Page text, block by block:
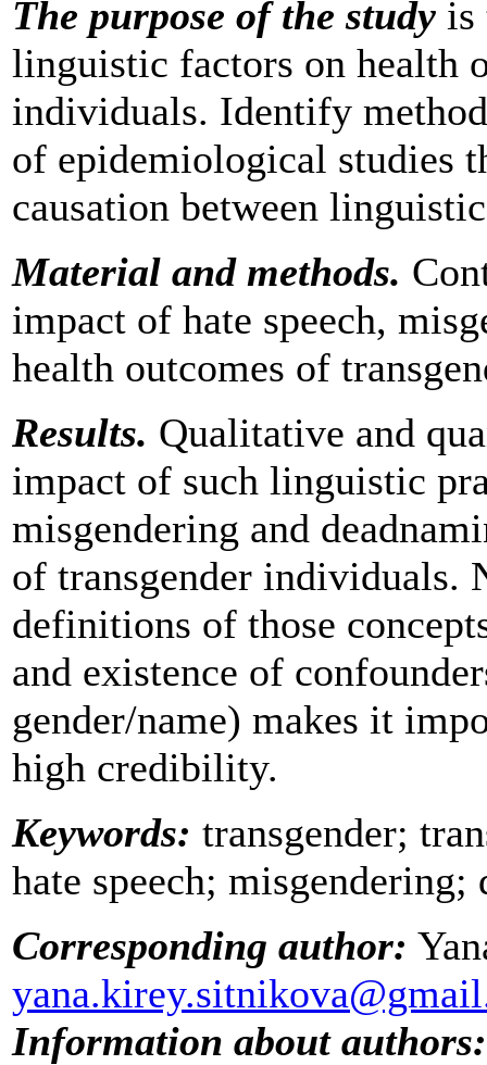
The purpose of the study is
linguistic factors on health
individuals. Identify
of epidemiological studies
causation between
Material and methods.
impact of hate speech,
health outcomes of
Results. Qualitative and
impact of such linguistic
misgendering and
of transgender individuals.
definitions of those
and existence of
gender/name) makes it
high credibility.
Keywords: transgender;
hate speech; misgendering;
Corresponding author:
Information about authors: